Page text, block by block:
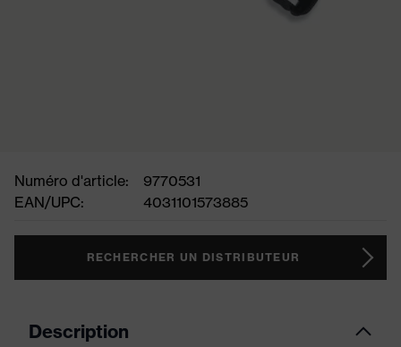
Numéro d'article:
9770531
EAN/UPC:
4031101573885
RECHERCHER UN DISTRIBUTEUR
Description